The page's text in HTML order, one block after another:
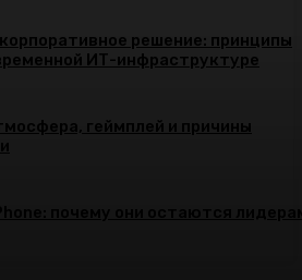
решение: принципы
ИТ-инфраструктуре
геймплей и причины